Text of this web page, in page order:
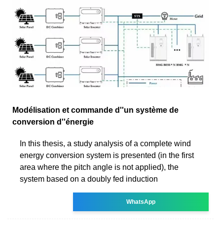
Modélisation et commande d''un système de
conversion d''énergie
In this thesis, a study analysis of a complete wind
energy conversion system is presented (in the first
area where the pitch angle is not applied), the
system based on a doubly fed induction
WhatsApp